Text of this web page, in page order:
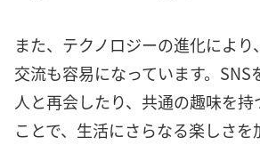
また、テクノロジーの進化によ
交流も容易になっています。SNS
人と再会したり、共通の趣味を持
ことで、生活にさらなる楽しさを